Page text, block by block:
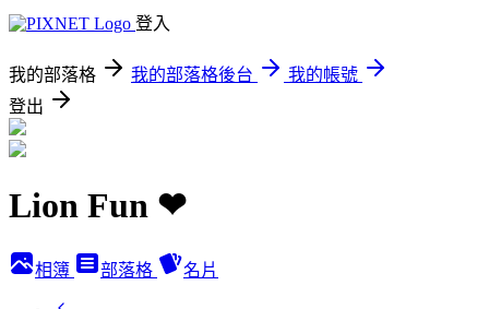
登入
我的部落格 我的部落格後台
我的帳號
登出
Lion Fun ❤
相簿 部落格 名片